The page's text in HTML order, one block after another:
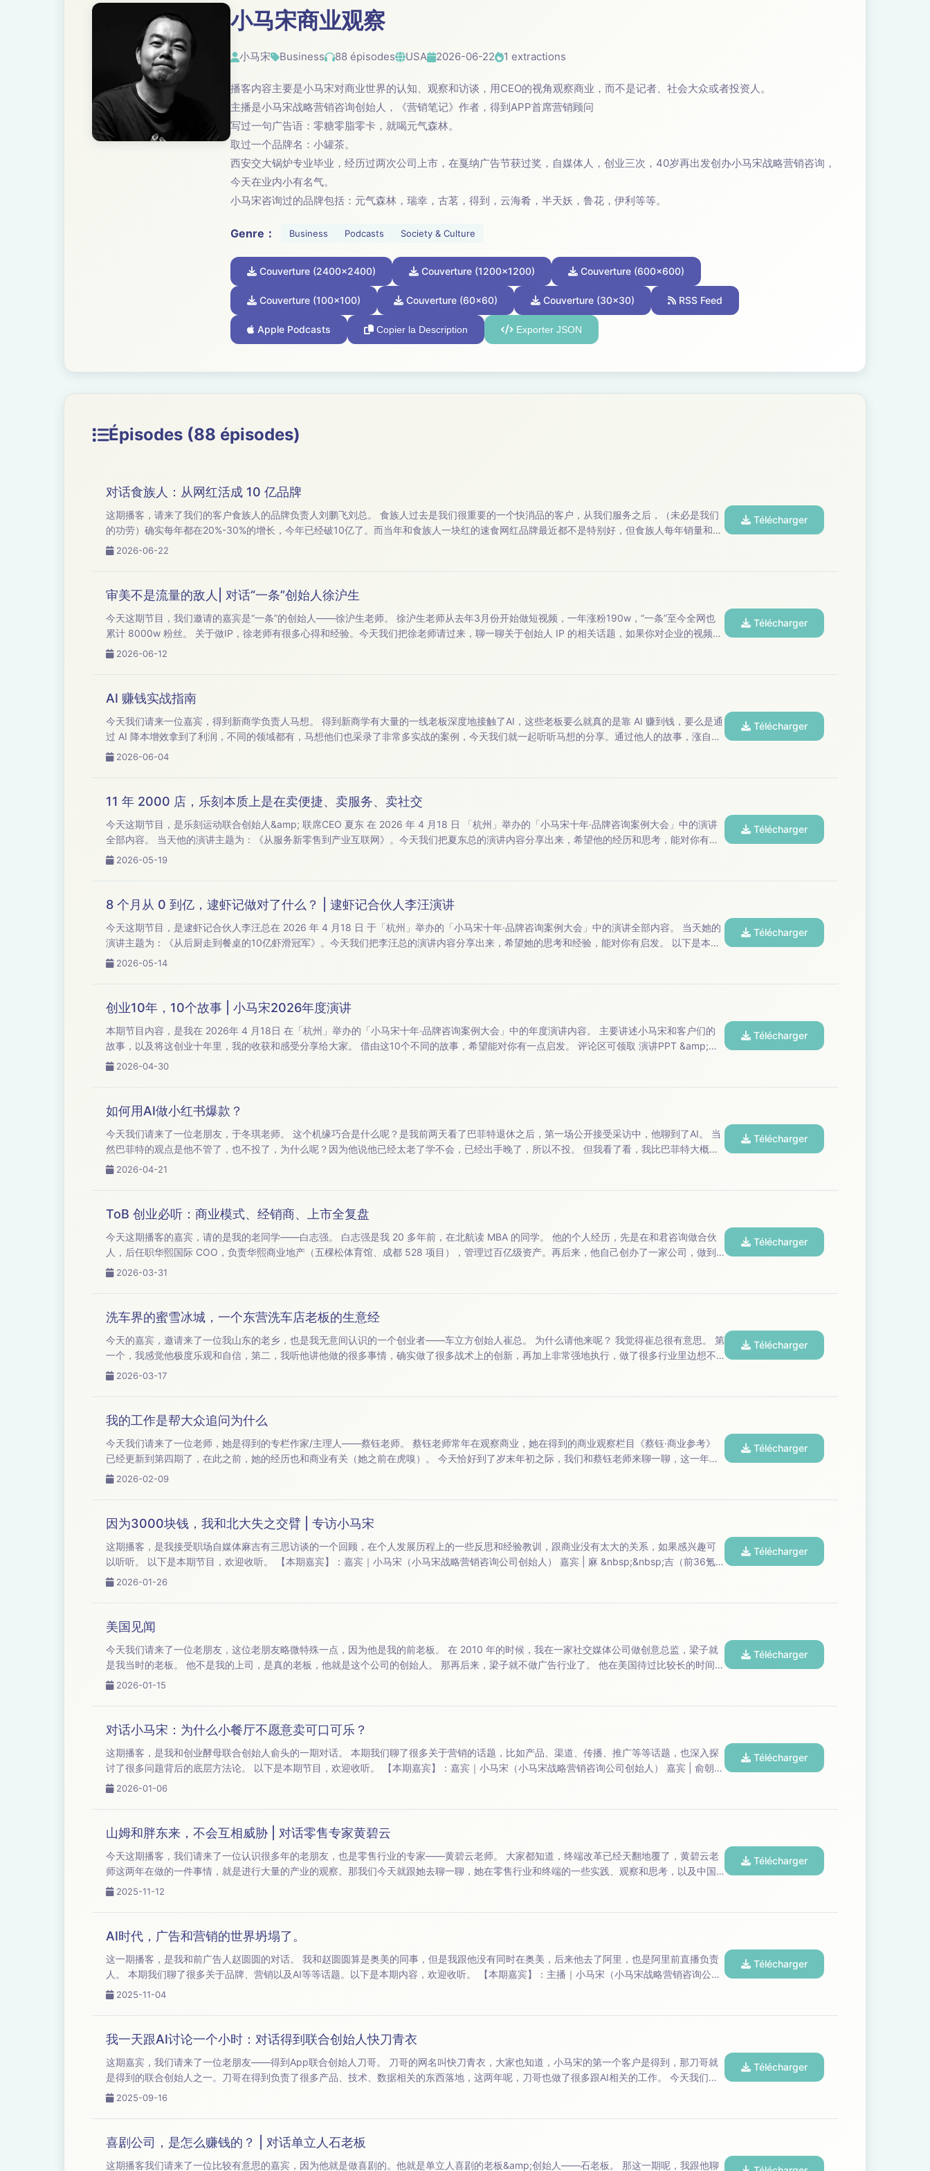
小马宋商业观察
小马宋 Business 88 épisodes USA 2026-06-22 1 extractions
播客内容主要是小马宋对商业世界的认知、观察和访谈，用CEO的视角观察商业，而不是记者、社会大众或者投资人。
主播是小马宋战略营销咨询创始人，《营销笔记》作者，得到APP首席营销顾问
写过一句广告语：零糖零脂零卡，就喝元气森林。
取过一个品牌名：小罐茶。
西安交大锅炉专业毕业，经历过两次公司上市，在戛纳广告节获过奖，自媒体人，创业三次，40岁再出发创办小马宋战略营销咨询，
今天在业内小有名气。
小马宋咨询过的品牌包括：元气森林，瑞幸，古茗，得到，云海肴，半天妖，鲁花，伊利等等。
Genre： Business Podcasts Society & Culture
Couverture (2400x2400) Couverture (1200x1200) Couverture (600x600)
Couverture (100x100) Couverture (60x60) Couverture (30x30) RSS Feed
Apple Podcasts Copier la Description Exporter JSON
Épisodes (88 épisodes)
对话食族人：从网红活成 10 亿品牌
这期播客，请来了我们的客户食族人的品牌负责人刘鹏飞刘总。 食族人过去是我们很重要的一个快消品的客户，从我们服务之后，（未必是我们
的功劳）确实每年都在20%-30%的增长，今年已经破10亿了。而当年和食族人一块红的速食网红品牌最近都不是特别好，但食族人每年销量和利
润都增长的很不错。 今天我们就请刘总和我们聊下，这几年食族人究竟做对了什么，有什么判断，以及食族人有着什么样的企业理念。以下是本
2026-06-22
Télécharger
审美不是流量的敌人| 对话“一条”创始人徐沪生
今天这期节目，我们邀请的嘉宾是“一条”的创始人——徐沪生老师。 徐沪生老师从去年3月份开始做短视频，一年涨粉190w，“一条”至今全网也
累计 8000w 粉丝。 关于做IP，徐老师有很多心得和经验。今天我们把徐老师请过来，聊一聊关于创始人 IP 的相关话题，如果你对企业的视频拍
2026-06-12
Télécharger
AI 赚钱实战指南
今天我们请来一位嘉宾，得到新商学负责人马想。 得到新商学有大量的一线老板深度地接触了AI，这些老板要么就真的是靠 AI 赚到钱，要么是通
过 AI 降本增效拿到了利润，不同的领域都有，马想他们也采录了非常多实战的案例，今天我们就一起听听马想的分享。通过他人的故事，涨自己
2026-06-04
Télécharger
11 年 2000 店，乐刻本质上是在卖便捷、卖服务、卖社交
今天这期节目，是乐刻运动联合创始人&amp; 联席CEO 夏东 在 2026 年 4 月18 日 「杭州」举办的「小马宋十年·品牌咨询案例大会」中的演讲
全部内容。 当天他的演讲主题为：《从服务新零售到产业互联网》。今天我们把夏东总的演讲内容分享出来，希望他的经历和思考，能对你有启
2026-05-19
Télécharger
8 个月从 0 到亿，逮虾记做对了什么？ | 逮虾记合伙人李汪演讲
今天这期节目，是逮虾记合伙人李汪总在 2026 年 4 月18 日 于「杭州」举办的「小马宋十年·品牌咨询案例大会」中的演讲全部内容。 当天她的
演讲主题为：《从后厨走到餐桌的10亿虾滑冠军》。今天我们把李汪总的演讲内容分享出来，希望她的思考和经验，能对你有启发。 以下是本期
2026-05-14
Télécharger
创业10年，10个故事 | 小马宋2026年度演讲
本期节目内容，是我在 2026年 4 月18日 在「杭州」举办的「小马宋十年·品牌咨询案例大会」中的年度演讲内容。 主要讲述小马宋和客户们的
故事，以及将这创业十年里，我的收获和感受分享给大家。 借由这10个不同的故事，希望能对你有一点启发。 评论区可领取 演讲PPT &amp;
2026-04-30
Télécharger
如何用AI做小红书爆款？
今天我们请来了一位老朋友，于冬琪老师。 这个机缘巧合是什么呢？是我前两天看了巴菲特退休之后，第一场公开接受采访中，他聊到了AI。 当
然巴菲特的观点是他不管了，也不投了，为什么呢？因为他说他已经太老了学不会，已经出手晚了，所以不投。 但我看了看，我比巴菲特大概年
2026-04-21
Télécharger
ToB 创业必听：商业模式、经销商、上市全复盘
今天这期播客的嘉宾，请的是我的老同学——白志强。 白志强是我 20 多年前，在北航读 MBA 的同学。 他的个人经历，先是在和君咨询做合伙
人，后任职华熙国际 COO，负责华熙商业地产（五棵松体育馆、成都 528 项目），管理过百亿级资产。再后来，他自己创办了一家公司，做到
了接近上市，而且是行业的第一名，（2016 年初创办水处理材料企业，主营反渗透膜相关材料，主打进口产品平替，3-4 年做到单...
2026-03-31
Télécharger
洗车界的蜜雪冰城，一个东营洗车店老板的生意经
今天的嘉宾，邀请来了一位我山东的老乡，也是我无意间认识的一个创业者——车立方创始人崔总。 为什么请他来呢？ 我觉得崔总很有意思。 第
一个，我感觉他极度乐观和自信，第二，我听他讲他做的很多事情，确实做了很多战术上的创新，再加上非常强地执行，做了很多行业里边想不
到的一些东西，我觉得这蛮有意思的。 而且崔总的人生，也有点波澜壮阔，他跟我说自己赔钱赔了10 年。我也挺好奇的，10 年居然还没赔破
2026-03-17
Télécharger
我的工作是帮大众追问为什么
今天我们请来了一位老师，她是得到的专栏作家/主理人——蔡钰老师。 蔡钰老师常年在观察商业，她在得到的商业观察栏目《蔡钰·商业参考》
已经更新到第四期了，在此之前，她的经历也和商业有关（她之前在虎嗅）。 今天恰好到了岁末年初之际，我们和蔡钰老师来聊一聊，这一年来
和商业有关的一些大事情，算是做一个复盘；另外，也聊一聊我们两个人今年印象比较深的一些事情，以及各自观察到的商业现象背后发生的那
2026-02-09
Télécharger
因为3000块钱，我和北大失之交臂 | 专访小马宋
这期播客，是我接受职场自媒体麻吉有三思访谈的一个回顾，在个人发展历程上的一些反思和经验教训，跟商业没有太大的关系，如果感兴趣可
以听听。 以下是本期节目，欢迎收听。 【本期嘉宾】：嘉宾｜小马宋（小马宋战略营销咨询公司创始人） 嘉宾 | 麻 &nbsp;&nbsp;吉（前36氪
2026-01-26
Télécharger
美国见闻
今天我们请来了一位老朋友，这位老朋友略微特殊一点，因为他是我的前老板。 在 2010 年的时候，我在一家社交媒体公司做创意总监，梁子就
是我当时的老板。 他不是我的上司，是真的老板，他就是这个公司的创始人。 那再后来，梁子就不做广告行业了。 他在美国待过比较长的时间。
2026-01-15
Télécharger
对话小马宋：为什么小餐厅不愿意卖可口可乐？
这期播客，是我和创业酵母联合创始人俞头的一期对话。 本期我们聊了很多关于营销的话题，比如产品、渠道、传播、推广等等话题，也深入探
讨了很多问题背后的底层方法论。 以下是本期节目，欢迎收听。 【本期嘉宾】：嘉宾｜小马宋（小马宋战略营销咨询公司创始人） 嘉宾 | 俞朝翎
2026-01-06
Télécharger
山姆和胖东来，不会互相威胁 | 对话零售专家黄碧云
今天这期播客，我们请来了一位认识很多年的老朋友，也是零售行业的专家——黄碧云老师。 大家都知道，终端改革已经天翻地覆了，黄碧云老
师这两年在做的一件事情，就是进行大量的产业的观察。那我们今天就跟她去聊一聊，她在零售行业和终端的一些实践、观察和思考，以及中国
的城市格局及其产业观察等等话题，欢迎收听。 【本期嘉宾】：主播｜小马宋（小马宋战略营销咨询公司创始人）； 嘉宾 | 黄碧云 （零售咨询
2025-11-12
Télécharger
AI时代，广告和营销的世界坍塌了。
这一期播客，是我和前广告人赵圆圆的对话。 我和赵圆圆算是奥美的同事，但是我跟他没有同时在奥美，后来他去了阿里，也是阿里前直播负责
人。 本期我们聊了很多关于品牌、营销以及AI等等话题。以下是本期内容，欢迎收听。 【本期嘉宾】：主播｜小马宋（小马宋战略营销咨询公司
2025-11-04
Télécharger
我一天跟AI讨论一个小时：对话得到联合创始人快刀青衣
这期嘉宾，我们请来了一位老朋友——得到App联合创始人刀哥。 刀哥的网名叫快刀青衣，大家也知道，小马宋的第一个客户是得到，那刀哥就
是得到的联合创始人之一。刀哥在得到负责了很多产品、技术、数据相关的东西落地，这两年呢，刀哥也做了很多跟AI相关的工作。 今天我们就
主要和刀哥聊一聊，他在得到的创业经历，以及跟AI相关的经验和话题。 如果大家对知识付费以及AI感兴趣，欢迎收听今天的内容，也欢迎转发
2025-09-16
Télécharger
喜剧公司，是怎么赚钱的？ | 对话单立人石老板
这期播客我们请来了一位比较有意思的嘉宾，因为他就是做喜剧的。他就是单立人喜剧的老板&amp;创始人——石老板。 那这一期呢，我跟他聊